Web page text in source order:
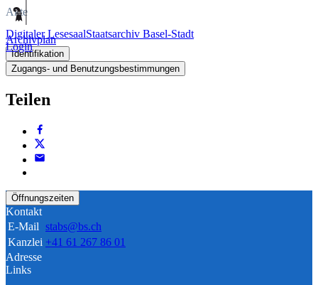
Digitaler LesesaalStaatsarchiv Basel-Stadt
Login
Akte
Archivplan
Identifikation
Zugangs- und Benutzungsbestimmungen
Teilen
Öffnungszeiten
Kontakt
E-Mail stabs@bs.ch
Kanzlei +41 61 267 86 01
Adresse
Links